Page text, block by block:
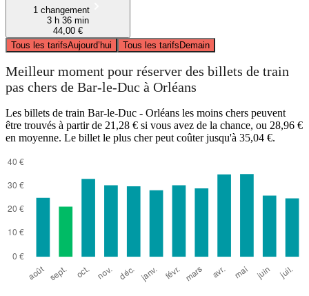
1 changement
3 h 36 min
44,00 €
Tous les tarifsAujourd’hui Tous les tarifsDemain
Meilleur moment pour réserver des billets de train
pas chers de Bar-le-Duc à Orléans
Les billets de train Bar-le-Duc - Orléans les moins chers peuvent
être trouvés à partir de 21,28 € si vous avez de la chance, ou 28,96 €
en moyenne. Le billet le plus cher peut coûter jusqu'à 35,04 €.